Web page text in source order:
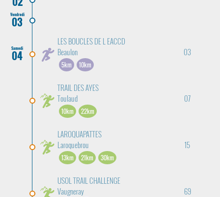
Vendredi
03
Samedi
04
LES BOUCLES DE L EACCD
Beaulon
03
5km 10km
TRAIL DES AYES
Toulaud
07
10km 22km
LAROQUAPATTES
Laroquebrou
15
13km 21km 30km
USOL TRAIL CHALLENGE
Vaugneray
69